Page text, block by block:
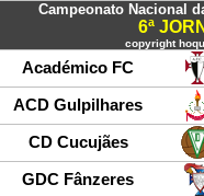
Campeonato Nacional
6ª
copyright
Académico FC
ACD Gulpilhares
CD Cucujães
GDC Fânzeres